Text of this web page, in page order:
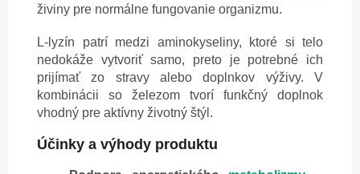
živiny pre normálne fungovanie organizmu.
L-lyzín patrí medzi aminokyseliny, ktoré si telo
nedokáže vytvoriť samo, preto je potrebné ich
prijímať zo stravy alebo doplnkov výživy. V
kombinácii so železom tvorí funkčný doplnok
vhodný pre aktívny životný štýl.
Účinky a výhody produktu